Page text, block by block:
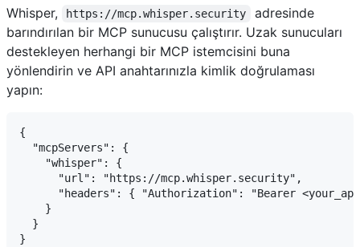
Whisper, https://mcp.whisper.security
adresinde
barındırılan bir MCP sunucusu çalıştırır. Uzak sunucuları
destekleyen herhangi bir MCP istemcisini buna
yönlendirin ve API anahtarınızla kimlik doğrulaması
yapın:
{
  "mcpServers": {
    "whisper": {
      "url": "https://mcp.whisper.security",
"headers": { "Authorization": "Bearer
    }
  }